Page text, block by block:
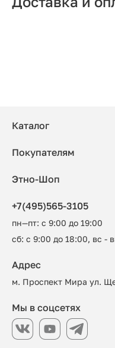
Каталог
Покупателям
Этно-Шоп
+7(495)565-3105
пн—пт: с 9:00 до 19:00
сб: с 9:00 до 18:00, вс -
Адрес
м. Проспект Мира ул.
Мы в соцсетях